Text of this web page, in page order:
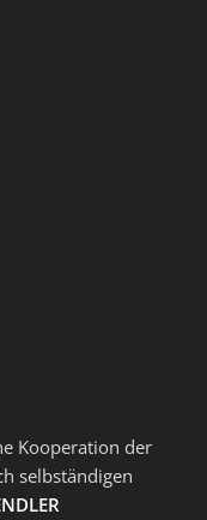
Kooperation der
selbständigen